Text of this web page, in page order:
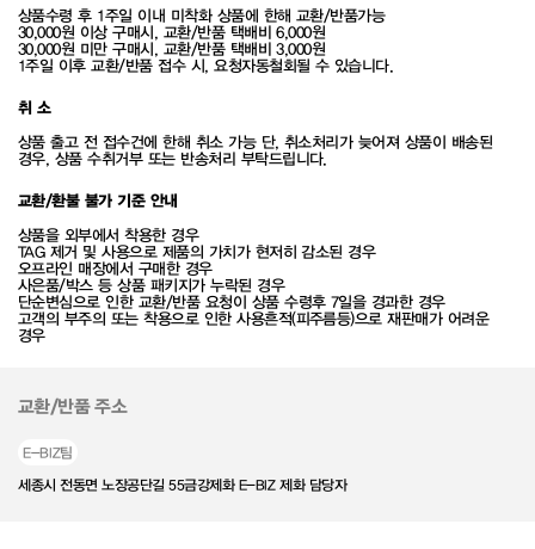
상품수령 후 1주일 이내 미착화 상품에 한해 교환/반품가능
30,000원 이상 구매시, 교환/반품 택배비 6,000원
30,000원 미만 구매시, 교환/반품 택배비 3,000원
1주일 이후 교환/반품 접수 시, 요청자동철회될 수 있습니다.
취 소
상품 출고 전 접수건에 한해 취소 가능 단, 취소처리가 늦어져 상품이 배송된
경우, 상품 수취거부 또는 반송처리 부탁드립니다.
교환/환불 불가 기준 안내
상품을 외부에서 착용한 경우
TAG 제거 및 사용으로 제품의 가치가 현저히 감소된 경우
오프라인 매장에서 구매한 경우
사은품/박스 등 상품 패키지가 누락된 경우
단순변심으로 인한 교환/반품 요청이 상품 수령후 7일을 경과한 경우
고객의 부주의 또는 착용으로 인한 사용흔적(피주름등)으로 재판매가 어려운
경우
교환/반품 주소
E-BIZ팀
세종시 전동면 노장공단길 55금강제화 E-BIZ 제화 담당자